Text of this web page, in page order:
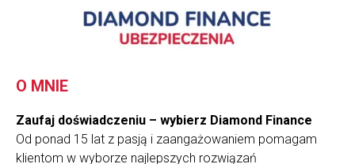
O MNIE
Zaufaj doświadczeniu – wybierz Diamond Finance
Od ponad 15 lat z pasją i zaangażowaniem pomagam
klientom w wyborze najlepszych rozwiązań